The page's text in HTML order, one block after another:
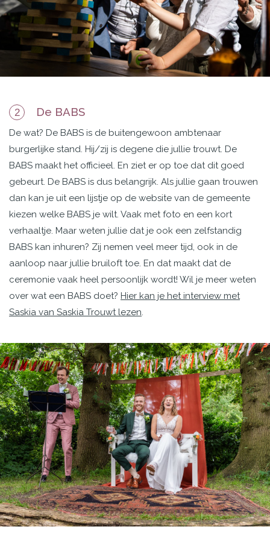
2 De BABS
De wat? De BABS is de buitengewoon ambtenaar
burgerlijke stand. Hij/zij is degene die jullie trouwt. De
BABS maakthet officieel. En ziet er op toe dat dit goed
gebeurt. De BABS is dus belangrijk. Als jullie gaan trouwen
dan kan je uit een lijstje op de website van de gemeente
kiezen welke BABS je wilt. Vaak met foto en een kort
verhaaltje. Maar weten jullie dat je ook een zelfstandig
BABS kan inhuren? Zij nemen veel meer tijd, ook in de
aanloop naar jullie bruiloft toe. En dat maakt dat de
ceremonie vaak heel persoonlijk wordt! Wil je meer weten
over wat een BABS doet? Hier kan je het interview met
Saskia van Saskia Trouwt lezen.